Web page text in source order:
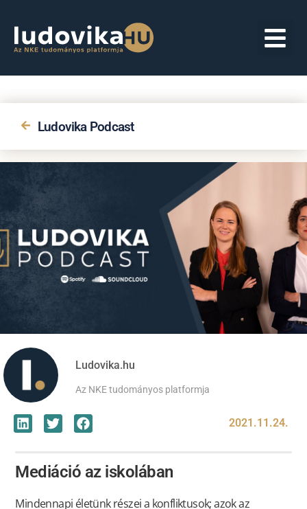
Ludovika Podcast
Ludovika.hu
Az NKE tudományos platformja
2021.11.24.
Mediáció az iskolában
Mindennapi életünk részei a konfliktusok; azok az